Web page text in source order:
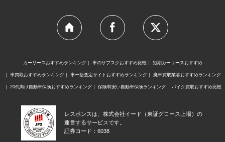
カーリースおすすめランキング 車のサブスクおすすめ比較 短期カーリースおすすめ
車買取おすすめランキング 車一括査定サイトおすすめランキング 廃車買取業者おすすめランキング
20代向け自動車保険おすすめランキング 保険料安い自動車保険ランキング バイク買取おすすめ比較
レスポンスは、株式会社イード（東証グロース上場）の
運営するサービスです。
証券コード：6038